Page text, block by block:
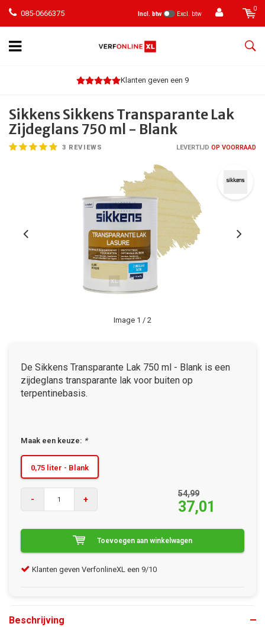
085-0666375 Incl. btw Excl. btw
0
Klanten geven een 9
Sikkens Sikkens Transparante Lak
Zijdeglans 750 ml - Blank
3 REVIEWS LEVERTIJD OP VOORRAAD
Image 1 / 2
De Sikkens Transparante Lak 750 ml - Blank is een
zijdeglans transparante lak voor buiten op
terpentinebasis.
Maak een keuze: *
0,75 liter - Blank
- +
54,99
37,01
Toevoegen aan winkelwagen
Klanten geven VerfonlineXL een 9/10
Beschrijving